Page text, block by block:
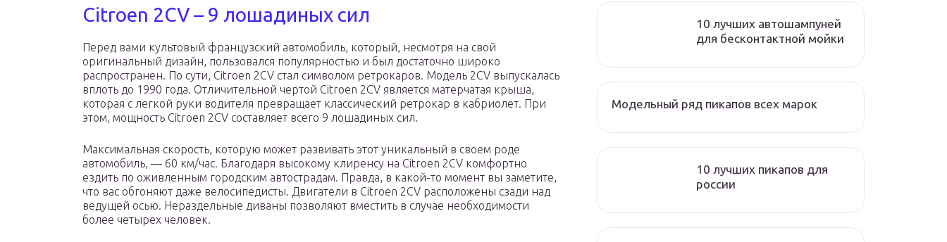
Citroen 2CV – 9 лошадиных сил
Перед вами культовый французский автомобиль, который, несмотря на свой
оригинальный дизайн, пользовался популярностью и был достаточно широко
распространен. По сути, Citroen 2CV стал символом ретрокаров. Модель 2CV выпускалась
вплоть до 1990 года. Отличительной чертой Citroen 2CV является матерчатая крыша,
которая с легкой руки водителя превращает классический ретрокар в кабриолет. При
этом, мощность Citroen 2CV составляет всего 9 лошадиных сил.
Максимальная скорость, которую может развивать этот уникальный в своем роде
автомобиль, — 60 км/час. Благодаря высокому клиренсу на Citroen 2CV комфортно
ездить по оживленным городским автострадам. Правда, в какой-то момент вы заметите,
что вас обгоняют даже велосипедисты. Двигатели в Citroen 2CV расположены сзади над
ведущей осью. Нераздельные диваны позволяют вместить в случае необходимости
более четырех человек.
10 лучших автошампуней
для бесконтактной мойки
Модельный ряд пикапов всех марок
10 лучших пикапов для
россии